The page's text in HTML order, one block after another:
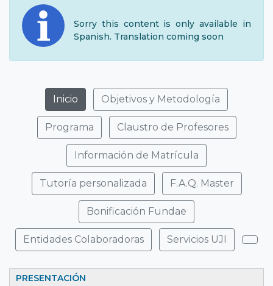
Sorry this content is only available in
Spanish. Translation coming soon
Inicio Objetivos y Metodología
Programa Claustro de Profesores
Información de Matrícula
Tutoría personalizada F.A.Q. Master
Bonificación Fundae
Entidades Colaboradoras Servicios UJI
PRESENTACIÓN